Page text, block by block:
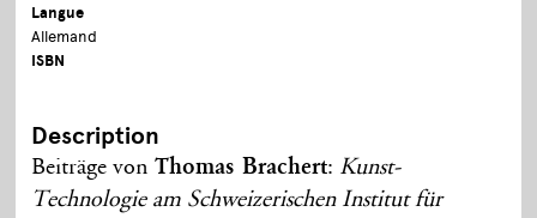
Langue
Allemand
ISBN
Description
Beiträge vonThomas Brachert: Kunst-
Technologie am Schweizerischen Institut für